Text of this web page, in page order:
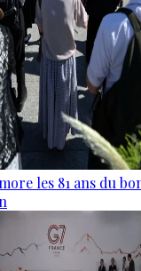
les 81 ans du